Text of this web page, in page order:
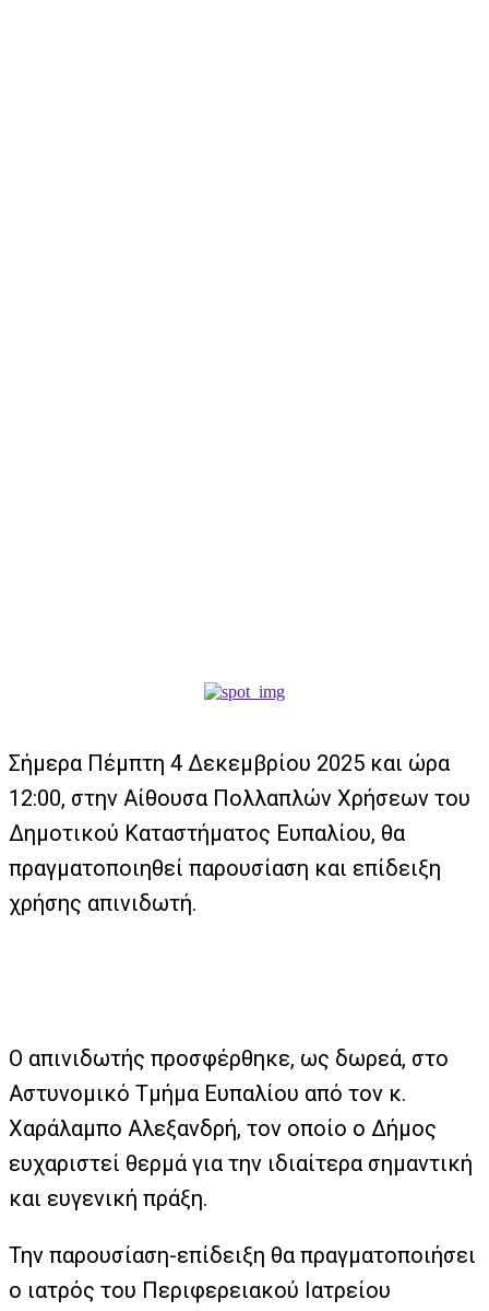
Σήμερα Πέμπτη 4 Δεκεμβρίου 2025 και ώρα
12:00, στην Αίθουσα Πολλαπλών Χρήσεων του
Δημοτικού Καταστήματος Ευπαλίου, θα
πραγματοποιηθεί παρουσίαση και επίδειξη
χρήσης απινιδωτή.
Ο απινιδωτής προσφέρθηκε, ως δωρεά, στο
Αστυνομικό Τμήμα Ευπαλίου από τον κ.
Χαράλαμπο Αλεξανδρή, τον οποίο ο Δήμος
ευχαριστεί θερμά για την ιδιαίτερα σημαντική
και ευγενική πράξη.
Την παρουσίαση-επίδειξη θα πραγματοποιήσει
ο ιατρός του Περιφερειακού Ιατρείου